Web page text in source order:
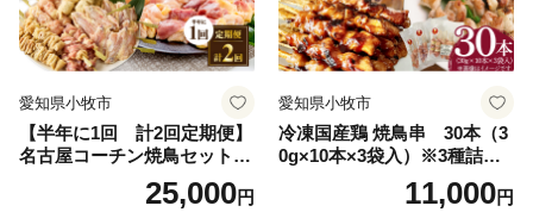
愛知県小牧市
【半年に1回 計2回定期便】
名古屋コーチン焼鳥セット・
名古屋コーチン鍋&名古屋コ
ーチン1羽分セット25,000円
愛知県小牧市
冷凍国産鶏 焼鳥串 30本（3
0g×10本×3袋入）※3種詰め
合わせ 焼き鳥 おつまみ バー
ベキュー 小分け 国産 鶏肉 焼
11,000円